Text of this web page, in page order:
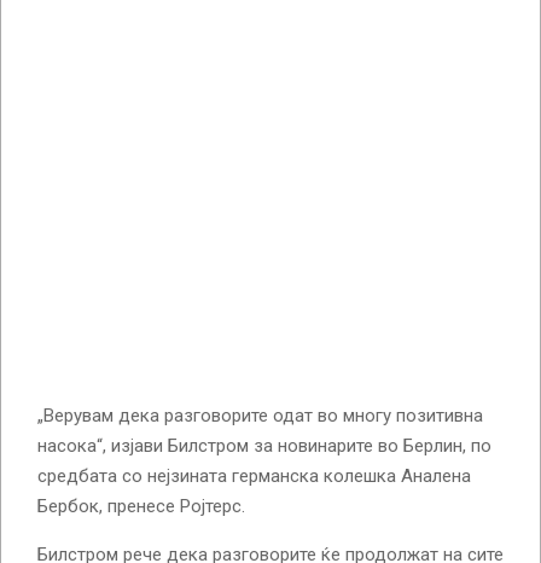
„Верувам дека разговорите одат во многу позитивна
насока“, изјави Билстром за новинарите во Берлин, по
средбата со нејзината германска колешка Аналена
Бербок, пренесе Ројтерс.
Билстром рече дека разговорите ќе продолжат на сите